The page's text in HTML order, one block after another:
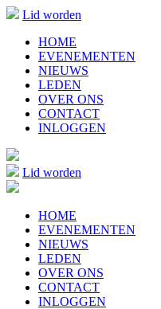
Lid worden
HOME
EVENEMENTEN
NIEUWS
LEDEN
OVER ONS
CONTACT
INLOGGEN
Lid worden
HOME
EVENEMENTEN
NIEUWS
LEDEN
OVER ONS
CONTACT
INLOGGEN